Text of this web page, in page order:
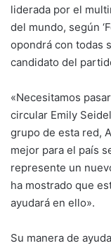
liderada por el
del mundo, según
opondrá con todas
candidato del
«Necesitamos
circular Emily
grupo de esta red,
mejor para el país
represente un
ha mostrado que
ayudará en ello».
Su manera de